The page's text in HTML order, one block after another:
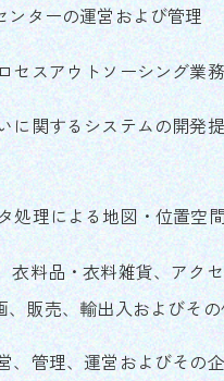
ンターの運営および管理
セスアウトソーシング業務
に関するシステムの開発
処理による地図・位置空
衣料品・衣料雑貨、アク
、販売、輸出入およびそ
、管理、運営およびその